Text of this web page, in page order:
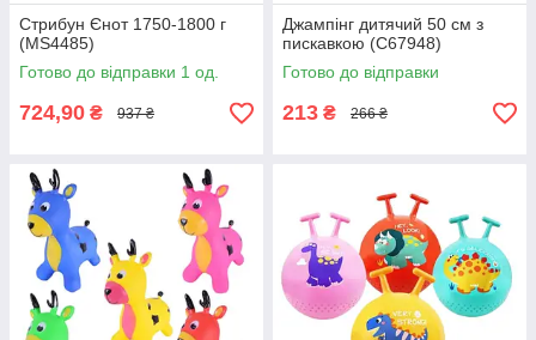
Стрибун Єнот 1750-1800 г
(MS4485)
Готово до відправки 1 од.
724,90 ₴ 937 ₴
Джампінг дитячий 50 см з
пискавкою (C67948)
Готово до відправки
213 ₴ 266 ₴